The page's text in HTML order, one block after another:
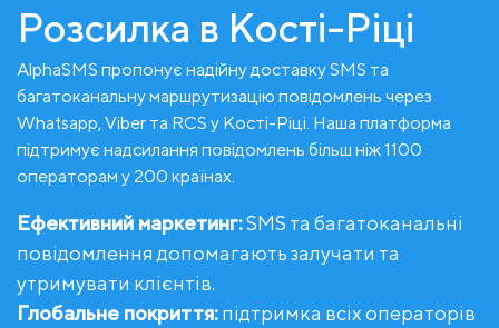
Розсилка в Кості-Ріці
AlphaSMS пропонує надійну доставку SMS та
багатоканальну маршрутизацію повідомлень через
Whatsapp, Viber та RCS у Кості-Ріці. Наша платформа
підтримує надсилання повідомлень більш ніж 1100
операторам у 200 країнах.
Ефективний маркетинг:SMS та багатоканальні
повідомлення допомагають залучати та
утримувати клієнтів.
Глобальне покриття:підтримка всіх операторів